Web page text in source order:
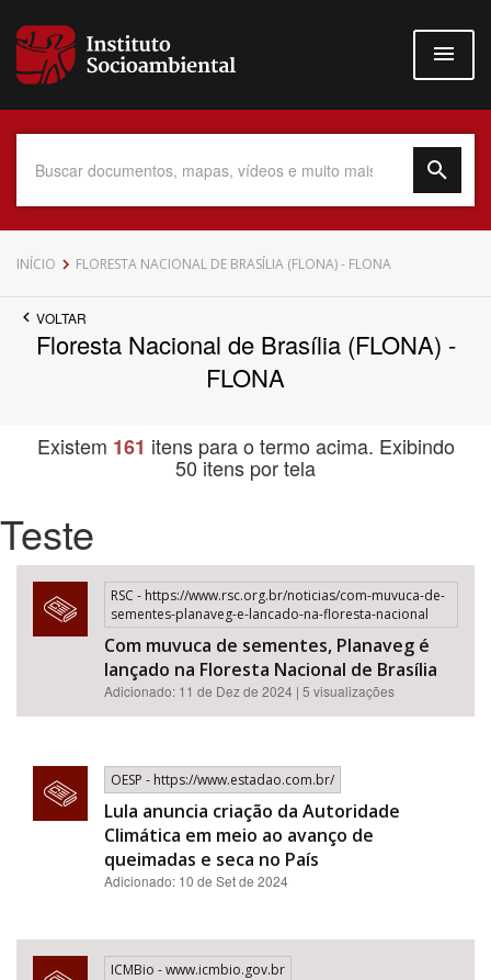
para
conteúdo
Data do Documento
Bioma / Bacia
Tema
Área de Levantamento
Área Protegida
INÍCIO FLORESTA NACIONAL DE BRASÍLIA (FLONA) - FLONA
VOLTAR
Floresta Nacional de Brasília (FLONA) -
FLONA
Existem 161 itens para o termo acima. Exibindo
50 itens por tela
Teste
RSC - https://www.rsc.org.br/noticias/com-muvuca-de-
sementes-planaveg-e-lancado-na-floresta-nacional
Com muvuca de sementes, Planaveg é
lançado na Floresta Nacional de Brasília
Adicionado: 11 de Dez de 2024 | 5 visualizações
OESP - https://www.estadao.com.br/
Lula anuncia criação da Autoridade
Climática em meio ao avanço de
queimadas e seca no País
Adicionado: 10 de Set de 2024
ICMBio - www.icmbio.gov.br